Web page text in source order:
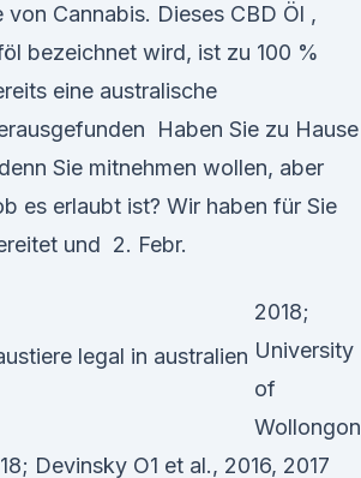
Cannabis. Dieses CBD Öl ,
bezeichnet wird, ist zu 100 %
eine australische
Haben Sie zu Hause
Sie mitnehmen wollen, aber
es erlaubt ist? Wir haben für Sie
und 2. Febr.
2018;
University
of
Wollongon
Devinsky O1 et al., 2016, 2017